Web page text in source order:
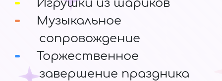
Игрушки из шариков
Музыкальное
сопровождение
Торжественное
завершение праздника